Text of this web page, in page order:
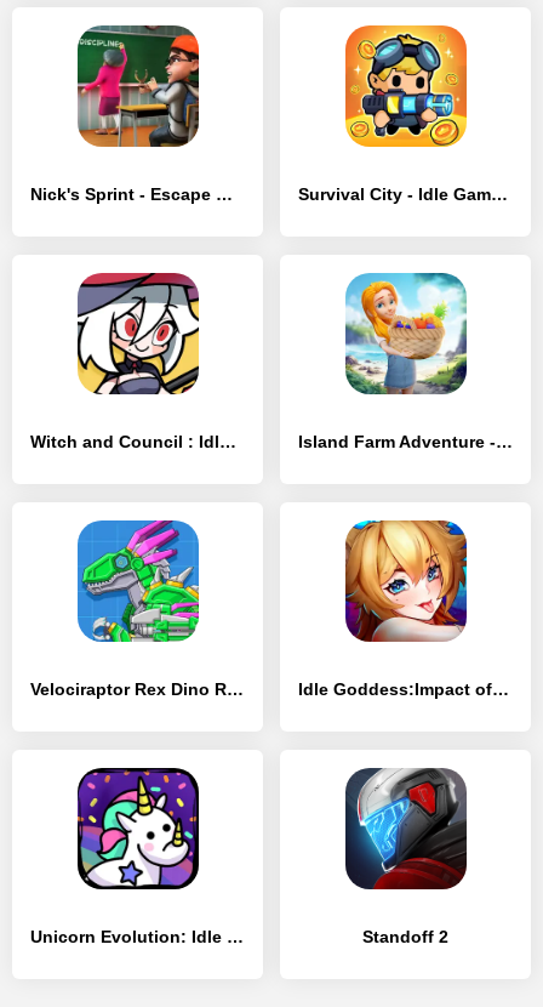
Nick's Sprint - Escape Miss T - [MOD Много монет] Survival City - Idle Game - [MOD Бесконечные монеты]
Witch and Council : Idle RPG - [MOD Бесконечные монеты] Island Farm Adventure - [MOD Много денег]
Velociraptor Rex Dino Robot - [MOD Много денег] Idle Goddess:Impact of Fate - [MOD Бесконечные монеты]
Unicorn Evolution: Idle Catch - [MOD Бесконечные деньги] Standoff 2